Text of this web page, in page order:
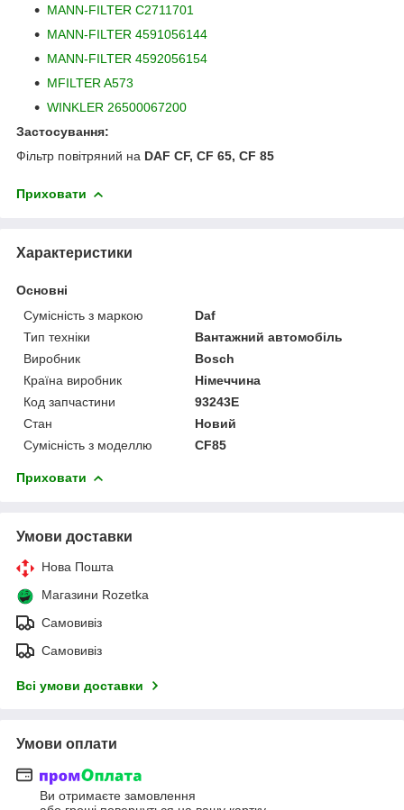
MANN-FILTER C2711701
MANN-FILTER 4591056144
MANN-FILTER 4592056154
MFILTER A573
WINKLER 26500067200
Застосування:
Фільтр повітряний на DAF CF, CF 65, CF 85
Приховати
Характеристики
Основні
Сумісність з маркою
Daf
Тип техніки
Вантажний автомобіль
Виробник
Bosch
Країна виробник
Німеччина
Код запчастини
93243E
Стан
Новий
Сумісність з моделлю
CF85
Приховати
Умови доставки
Нова Пошта
Магазини Rozetka
Самовивіз
Самовивіз
Всі умови доставки
Умови оплати
Ви отримаєте замовлення